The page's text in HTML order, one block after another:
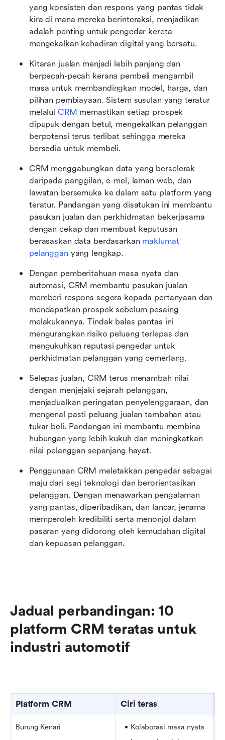
yang konsisten dan respons yang pantas tidak
kira di mana mereka berinteraksi, menjadikan
adalah penting untuk pengedar kereta
mengekalkan kehadiran digital yang bersatu.
Kitaran jualan menjadi lebih panjang dan
berpecah-pecah kerana pembeli mengambil
masa untuk membandingkan model, harga, dan
pilihan pembiayaan. Sistem susulan yang teratur
melalui CRM memastikan setiap prospek
dipupuk dengan betul, mengekalkan pelanggan
berpotensi terus terlibat sehingga mereka
bersedia untuk membeli.
CRM menggabungkan data yang berselerak
daripada panggilan, e-mel, laman web, dan
lawatan bersemuka ke dalam satu platform yang
teratur. Pandangan yang disatukan ini membantu
pasukan jualan dan perkhidmatan bekerjasama
dengan cekap dan membuat keputusan
berasaskan data berdasarkan maklumat
pelanggan yang lengkap.
Dengan pemberitahuan masa nyata dan
automasi, CRM membantu pasukan jualan
memberi respons segera kepada pertanyaan dan
mendapatkan prospek sebelum pesaing
melakukannya. Tindak balas pantas ini
mengurangkan risiko peluang terlepas dan
mengukuhkan reputasi pengedar untuk
perkhidmatan pelanggan yang cemerlang.
Selepas jualan, CRM terus menambah nilai
dengan menjejaki sejarah pelanggan,
menjadualkan peringatan penyelenggaraan, dan
mengenal pasti peluang jualan tambahan atau
tukar beli. Pandangan ini membantu membina
hubungan yang lebih kukuh dan meningkatkan
nilai pelanggan sepanjang hayat.
Penggunaan CRM meletakkan pengedar sebagai
maju dari segi teknologi dan berorientasikan
pelanggan. Dengan menawarkan pengalaman
yang pantas, diperibadikan, dan lancar, jenama
memperoleh kredibiliti serta menonjol dalam
pasaran yang didorong oleh kemudahan digital
dan kepuasan pelanggan.
Jadual perbandingan: 10
platform CRM teratas untuk
industri automotif
Platform CRM Ciri teras
Burung Kenari
Kolaborasi masa nyata